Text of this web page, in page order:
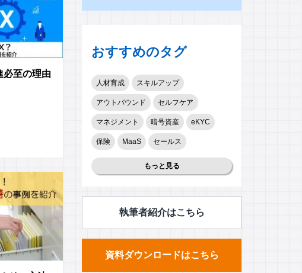
必至の理由
おすすめのタグ
人材育成 スキルアップ
アウトバウンド セルフケア
マネジメント 暗号資産 eKYC
保険 MaaS セールス
もっと見る
執筆者紹介はこちら
資料ダウンロードはこちら